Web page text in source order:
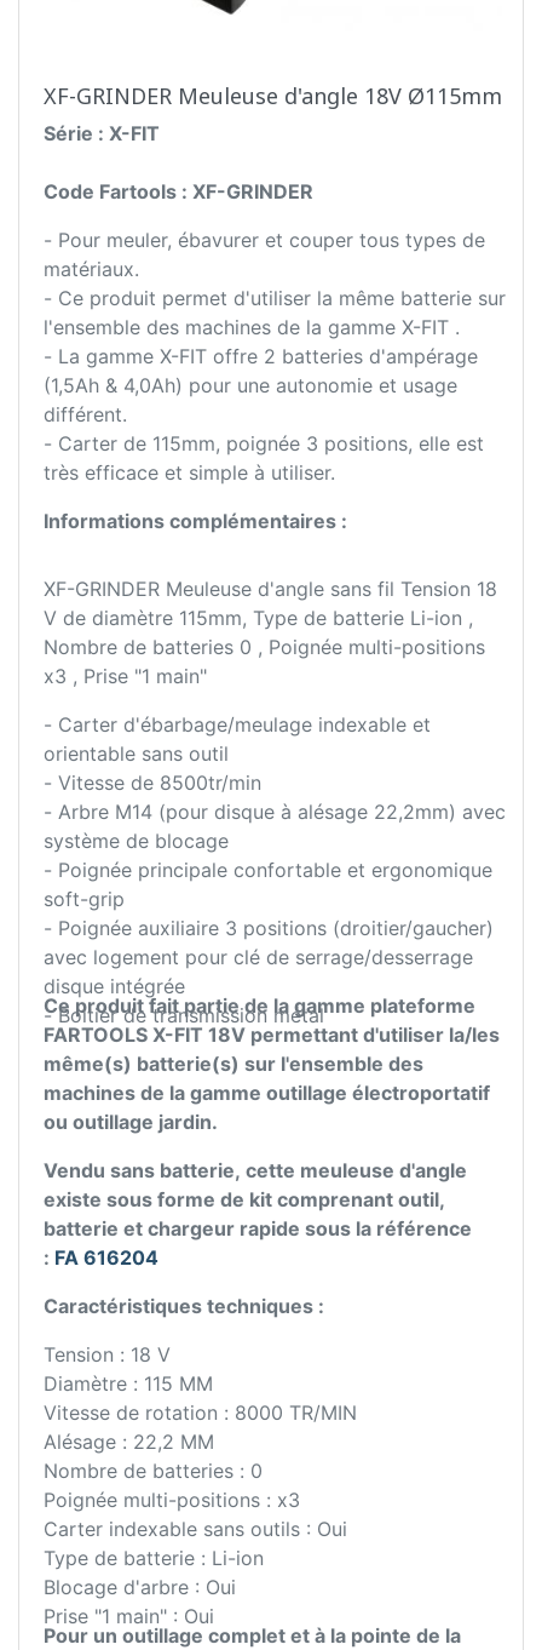
XF-GRINDER Meuleuse d'angle 18V Ø115mm
Série : X-FIT
Code Fartools : XF-GRINDER
- Pour meuler, ébavurer et couper tous types de
matériaux.
- Ce produit permet d'utiliser la même batterie sur
l'ensemble des machines de la gamme X-FIT .
- La gamme X-FIT offre 2 batteries d'ampérage
(1,5Ah & 4,0Ah) pour une autonomie et usage
différent.
- Carter de 115mm, poignée 3 positions, elle est
très efficace et simple à utiliser.
Informations complémentaires :
XF-GRINDER Meuleuse d'angle sans fil Tension 18
V de diamètre 115mm, Type de batterie Li-ion ,
Nombre de batteries 0 , Poignée multi-positions
x3 , Prise "1 main"
- Carter d'ébarbage/meulage indexable et
orientable sans outil
- Vitesse de 8500tr/min
- Arbre M14 (pour disque à alésage 22,2mm) avec
système de blocage
- Poignée principale confortable et ergonomique
soft-grip
- Poignée auxiliaire 3 positions (droitier/gaucher)
avec logement pour clé de serrage/desserrage
disque intégrée
- Boitier de transmission métal
Ce produit fait partie de la gamme plateforme
FARTOOLS X-FIT 18V permettant d'utiliser la/les
même(s) batterie(s) sur l'ensemble des
machines de la gamme outillage électroportatif
ou outillage jardin.
Vendu sans batterie, cette meuleuse d'angle
existe sous forme de kit comprenant outil,
batterie et chargeur rapide sous la référence
: FA 616204
Caractéristiques techniques :
Tension : 18 V
Diamètre : 115 MM
Vitesse de rotation : 8000 TR/MIN
Alésage : 22,2 MM
Nombre de batteries : 0
Poignée multi-positions : x3
Carter indexable sans outils : Oui
Type de batterie : Li-ion
Blocage d'arbre : Oui
Prise "1 main" : Oui
Pour un outillage complet et à la pointe de la